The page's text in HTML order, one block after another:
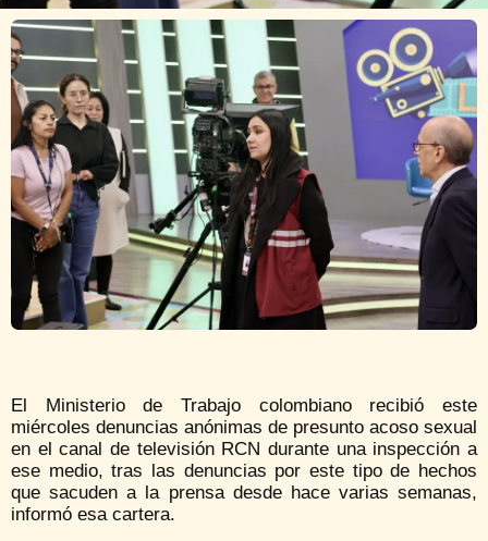
El Ministerio de Trabajo colombiano recibió este
miércoles denuncias anónimas de presunto acoso sexual
en el canal de televisión RCN durante una inspección a
ese medio, tras las denuncias por este tipo de hechos
que sacuden a la prensa desde hace varias semanas,
informó esa cartera.